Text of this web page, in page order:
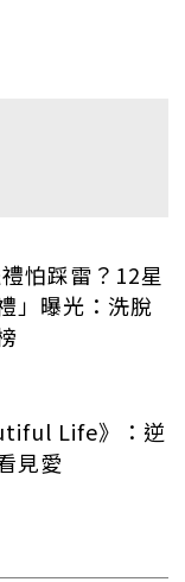
怕踩雷？12星
」曝光：洗脫
Life》：逆
見愛